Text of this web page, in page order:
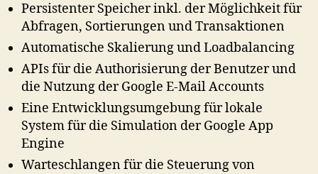
Persistenter Speicher inkl. der Möglichkeit für
Abfragen, Sortierungen und Transaktionen
Automatische Skalierung und Loadbalancing
APIs für die Authorisierung der Benutzer und
die Nutzung der Google E-Mail Accounts
Eine Entwicklungsumgebung für lokale
System für die Simulation der Google App
Engine
Warteschlangen für die Steuerung von